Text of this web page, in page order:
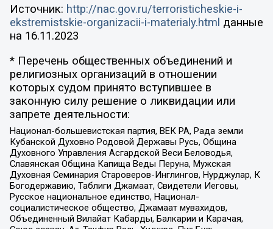
Источник: http://nac.gov.ru/terroristicheskie-i-
ekstremistskie-organizacii-i-materialy.html данные
на 16.11.2023
* Перечень общественных объединений и
религиозных организаций в отношении
которых судом принято вступившее в
законную силу решение о ликвидации или
запрете деятельности:
Национал-большевистская партия, ВЕК РА, Рада земли
Кубанской Духовно Родовой Державы Русь, Община
Духовного Управления Асгардской Веси Беловодья,
Славянская Община Капища Веды Перуна, Мужская
Духовная Семинария Староверов-Инглингов, Нурджулар, К
Богодержавию, Таблиги Джамаат, Свидетели Иеговы,
Русское национальное единство, Национал-
социалистическое общество, Джамаат мувахидов,
Объединенный Вилайат Кабарды, Балкарии и Карачая,